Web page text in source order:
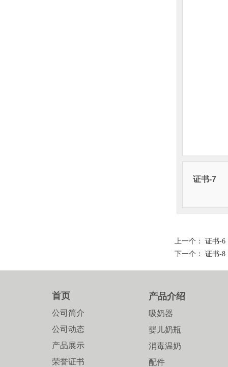
证书-7
上一个： 证书-6
下一个： 证书-8
首页
公司简介
公司动态
产品展示
荣誉证书
产品介绍
吸奶器
婴儿奶瓶
消毒温奶
配件